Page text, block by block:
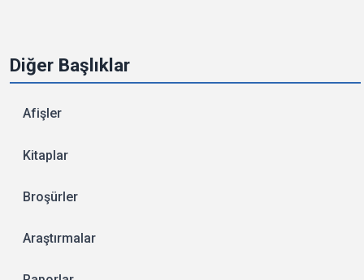
Diğer Başlıklar
Afişler
Kitaplar
Broşürler
Araştırmalar